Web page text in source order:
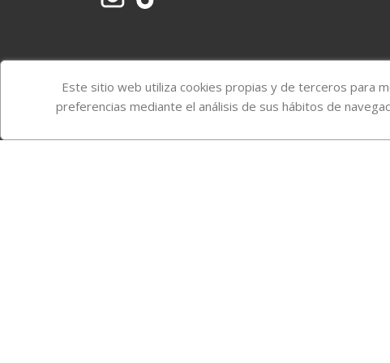
Este sitio web utiliza cookies propias y de terceros para
preferencias mediante el análisis de sus hábitos de